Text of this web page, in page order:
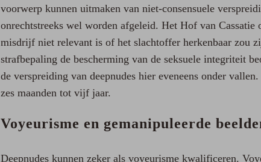
voorwerp kunnen uitmaken van niet-consensuele
onrechtstreeks wel worden afgeleid. Het Hof van
misdrijf niet relevant is of het slachtoffer herkenbaar zou
strafbepaling de bescherming van de seksuele integriteit
de verspreiding van deepnudes hier eveneens onder
zes maanden tot vijf jaar.
Voyeurisme en gemanipuleerde
Deepnudes kunnen zeker als voyeurisme kwalificeren.